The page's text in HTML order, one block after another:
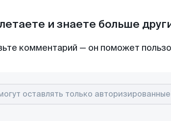
и знаете больше
комментарий — он поможет